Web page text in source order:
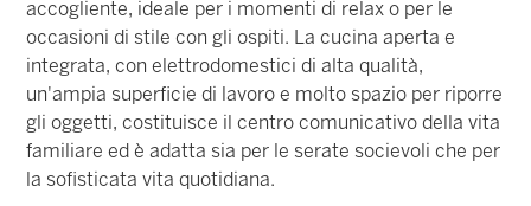
accogliente, ideale per i momenti di relax o per le
occasioni di stile con gli ospiti. La cucina aperta e
integrata, con elettrodomestici di alta qualità,
un'ampia superficie di lavoro e molto spazio per riporre
gli oggetti, costituisce il centro comunicativo della vita
familiare ed è adatta sia per le serate socievoli che per
la sofisticata vita quotidiana.